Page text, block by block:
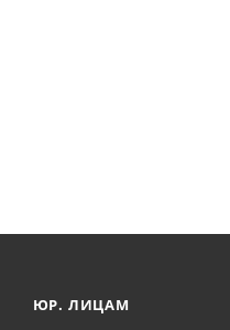
ЮР. ЛИЦАМ